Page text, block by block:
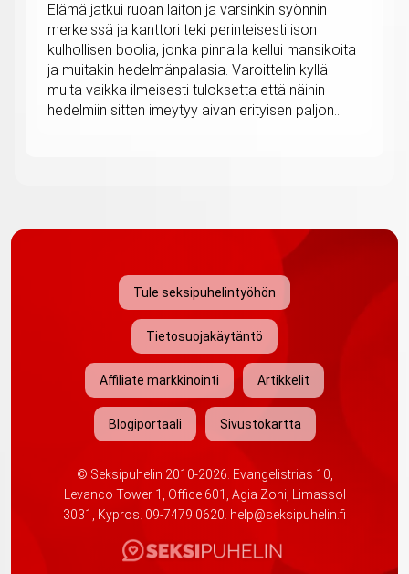
Elämä jatkui ruoan laiton ja varsinkin syönnin
merkeissä ja kanttori teki perinteisesti ison
kulhollisen boolia, jonka pinnalla kellui mansikoita
ja muitakin hedelmänpalasia. Varoittelin kyllä
muita vaikka ilmeisesti tuloksetta että näihin
hedelmiin sitten imeytyy aivan erityisen paljon...
Tule seksipuhelintyöhön
Tietosuojakäytäntö
Affiliate markkinointi Artikkelit
Blogiportaali Sivustokartta
© Seksipuhelin 2010-2026. Evangelistrias 10,
Levanco Tower 1, Office 601, Agia Zoni, Limassol
3031, Kypros. 09-7479 0620. help@seksipuhelin.fi